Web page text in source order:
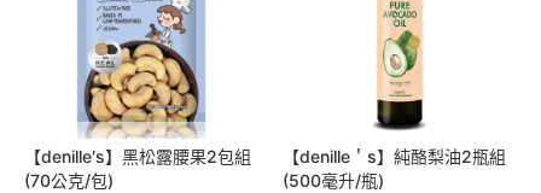
【denille′s】黑松露腰果2包組
(70公克/包)
【denille＇s】純酪梨油2瓶組
(500毫升/瓶)